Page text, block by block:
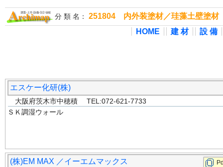
分 類 名： 251804 内外装塗材／珪藻土壁塗材
HOME
建 材 設 備
エスケー化研(株)
大阪府茨木市中穂積 TEL:072-621-7733
ＳＫ調湿ウォール
(株)EM MAX ／イーエムマックス